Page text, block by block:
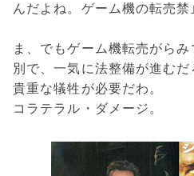
んだよね。ゲーム機の転売禁
ま、でもゲーム機転売がら
別で、一気に法整備が進むだ
貴重な犠牲が必要だわ。
コラテラル・ダメージ。